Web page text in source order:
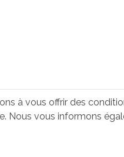
à vous offrir des
Nous vous informons